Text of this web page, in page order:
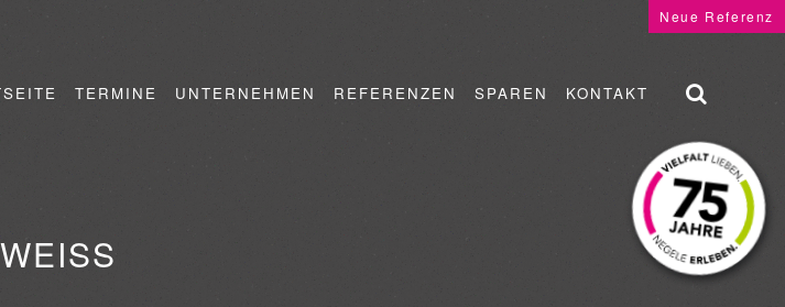
TERMINE UNTERNEHMEN REFERENZEN SPAREN KONTAKT
Neue Referenz